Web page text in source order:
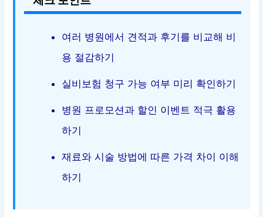
여러 병원에서 견적과 후기를 비교해 비
용 절감하기
실비보험 청구 가능 여부 미리 확인하기
병원 프로모션과 할인 이벤트 적극 활용
하기
재료와 시술 방법에 따른 가격 차이 이해
하기